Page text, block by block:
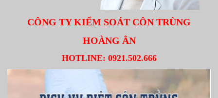
CÔNG TY KIỂM SOÁT CÔN TRÙNG
HOÀNG ÂN
HOTLINE: 0921.502.666